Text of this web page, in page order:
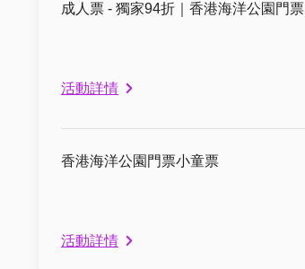
成人票 - 獨家94折｜香港海洋公園門票
活動詳情
香港海洋公園門票小童票
活動詳情